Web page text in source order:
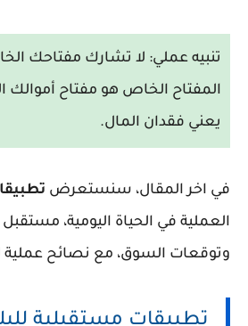
تنبيه عملي: لا تشارك مفتاحك
المفتاح الخاص هو مفتاح أموالك
يعني فقدان المال.
في اخر المقال، سنستعرض
العملية في الحياة اليومية،
وتوقعات السوق، مع نصائح عملية
تطبيقات مستقبلية